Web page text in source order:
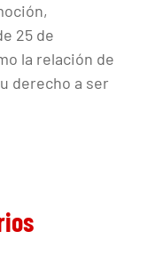
25 de
la relación de
derecho a ser